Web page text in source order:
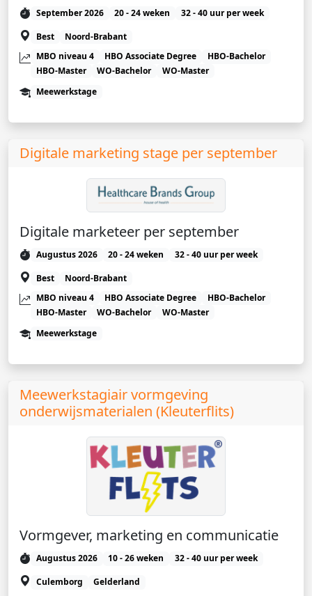
September 2026 20 - 24 weken
32 - 40 uur per week
Best
Noord-Brabant
MBO niveau 4
HBO Associate Degree
HBO-Bachelor
HBO-Master
WO-Bachelor
WO-Master
Meewerkstage
Digitale marketing stage per september
Digitale marketeer per september
Augustus 2026 20 - 24 weken
32 - 40 uur per week
Best
Noord-Brabant
MBO niveau 4
HBO Associate Degree
HBO-Bachelor
HBO-Master
WO-Bachelor
WO-Master
Meewerkstage
Meewerkstagiair vormgeving
onderwijsmaterialen (Kleuterflits)
Vormgever, marketing en communicatie
Augustus 2026 10 - 26 weken
32 - 40 uur per week
Culemborg
Gelderland